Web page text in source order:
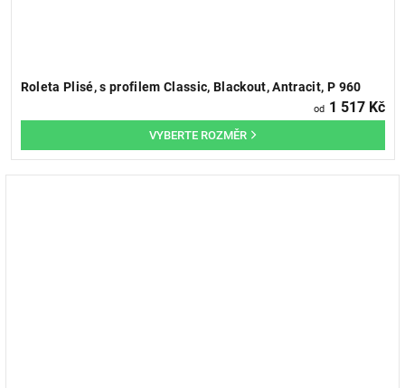
Roleta Plisé, s profilem Classic, Blackout, Antracit, P 960
od 1 517 Kč